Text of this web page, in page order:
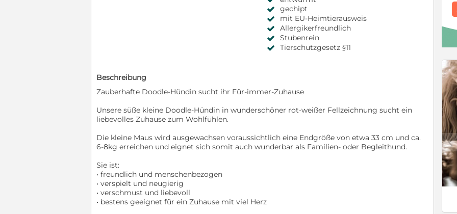
c
gechipt
mit EU-Heimtierausweis
Allergikerfreundlich
Stubenrein
Tierschutzgesetz §11
Beschreibung
Zauberhafte Doodle-Hündin sucht ihr Für-immer-Zuhause
Unsere süße kleine Doodle-Hündin in wunderschöner rot-weißer Fellzeichnung sucht ein
liebevolles Zuhause zum Wohlfühlen.
Die kleine Maus wird ausgewachsen voraussichtlich eine Endgröße von etwa 33 cm und ca.
6-8kg erreichen und eignet sich somit auch wunderbar als Familien- oder Begleithund.
Sie ist:
• freundlich und menschenbezogen
• verspielt und neugierig
• verschmust und liebevoll
• bestens geeignet für ein Zuhause mit viel Herz